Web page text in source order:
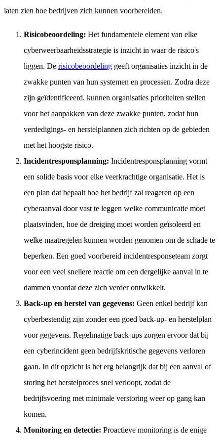
laten zien hoe bedrijven zich kunnen voorbereiden.
Risicobeoordeling: Het fundamentele element van elke
cyberweerbaarheidsstrategie is inzicht in waar de risico's
liggen. De risicobeoordeling geeft organisaties inzicht in de
zwakke punten van hun systemen en processen. Zodra deze
zijn geïdentificeerd, kunnen organisaties prioriteiten stellen
voor het aanpakken van deze zwakke punten, zodat hun
verdedigings- en herstelplannen zich richten op de gebieden
met het hoogste risico.
Incidentresponsplanning: Incidentresponsplanning vormt
een solide basis voor elke veerkrachtige organisatie. Het is
een plan dat bepaalt hoe het bedrijf zal reageren op een
cyberaanval door vast te leggen welke communicatie moet
plaatsvinden, hoe de dreiging moet worden geïsoleerd en
welke maatregelen kunnen worden genomen om de schade te
beperken. Een goed voorbereid incidentresponseteam zorgt
voor een veel snellere reactie om een dergelijke aanval in te
dammen voordat deze zich verder ontwikkelt.
Back-up en herstel van gegevens: Geen enkel bedrijf kan
cyberbestendig zijn zonder een goed back-up- en herstelplan
voor gegevens. Regelmatige back-ups zorgen ervoor dat bij
een cyberincident geen bedrijfskritische gegevens verloren
gaan. In dit opzicht is het erg belangrijk dat bij een aanval of
storing het herstelproces snel verloopt, zodat de
bedrijfsvoering met minimale verstoring weer op gang kan
komen.
Monitoring en detectie: Proactieve monitoring is de enige